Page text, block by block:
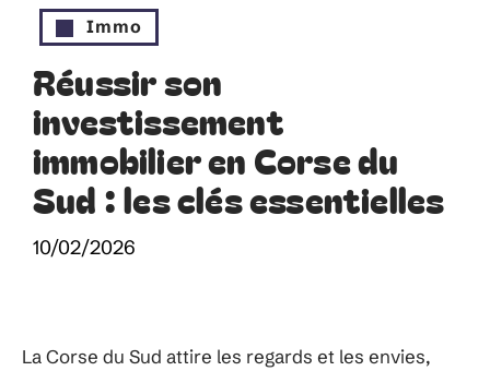
Immo
Réussir son
investissement
immobilier en Corse du
Sud : les clés essentielles
10/02/2026
La Corse du Sud attire les regards et les envies,